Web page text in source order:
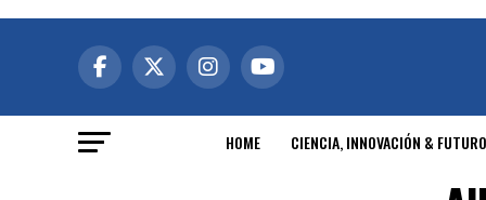
HOME CIENCIA, INNOVACIÓN & FUTURO